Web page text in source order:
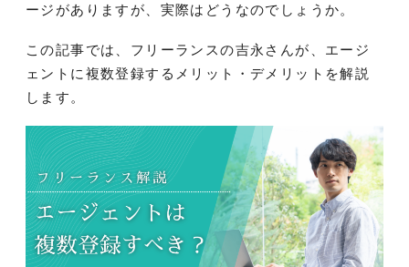
ージがありますが、実際はどうなのでしょうか。
この記事では、フリーランスの吉永さんが、エージ
ェントに複数登録するメリット・デメリットを解説
します。